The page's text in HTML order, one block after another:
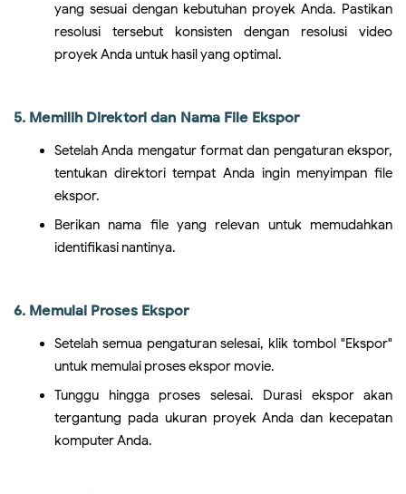
yang sesuai dengan kebutuhan proyek Anda. Pastikan
resolusi tersebut konsisten dengan resolusi video
proyek Anda untuk hasil yang optimal.
5. Memilih Direktori dan Nama File Ekspor
Setelah Anda mengatur format dan pengaturan ekspor,
tentukan direktori tempat Anda ingin menyimpan file
ekspor.
Berikan nama file yang relevan untuk memudahkan
identifikasi nantinya.
6. Memulai Proses Ekspor
Setelah semua pengaturan selesai, klik tombol "Ekspor"
untuk memulai proses ekspor movie.
Tunggu hingga proses selesai. Durasi ekspor akan
tergantung pada ukuran proyek Anda dan kecepatan
komputer Anda.